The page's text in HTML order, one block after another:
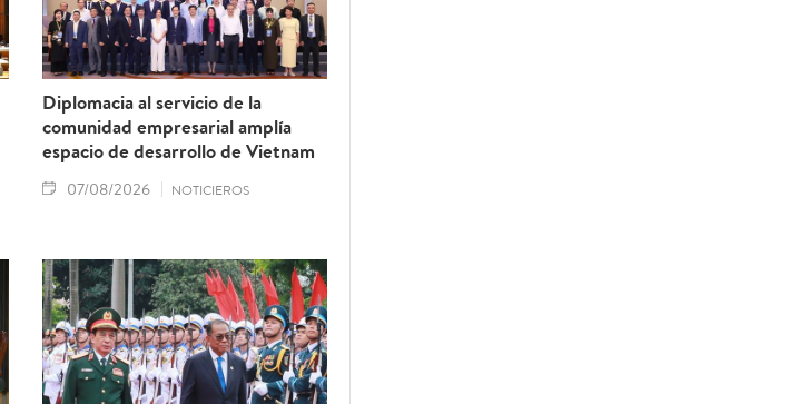
Diplomacia al servicio de la
comunidad empresarial amplía
espacio de desarrollo de Vietnam
07/08/2026 NOTICIEROS